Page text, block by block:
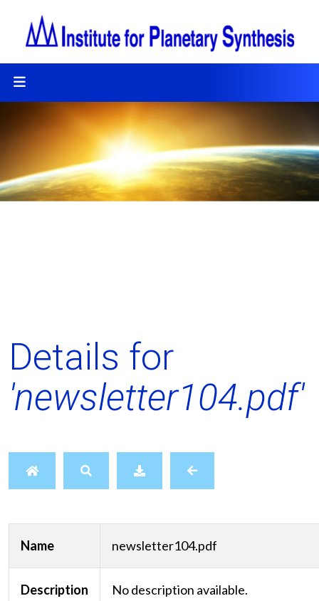
Details for
'newsletter104.pdf'
Name newsletter104.pdf
Description No description available.